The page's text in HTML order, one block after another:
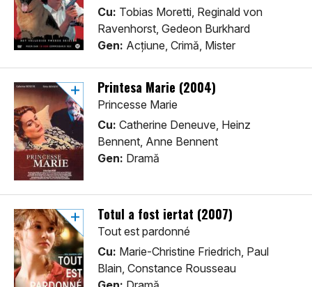
Cu: Tobias Moretti, Reginald von
Ravenhorst, Gedeon Burkhard
Gen: Acţiune, Crimă, Mister
Printesa Marie (2004)
Princesse Marie
Cu: Catherine Deneuve, Heinz
Bennent, Anne Bennent
Gen: Dramă
Totul a fost iertat (2007)
Tout est pardonné
Cu: Marie-Christine Friedrich, Paul
Blain, Constance Rousseau